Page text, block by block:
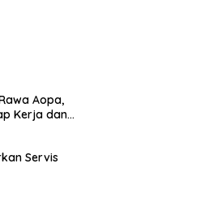
Aopa,
Kerja dan
Servis